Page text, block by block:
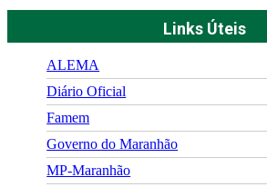
Links Úteis
ALEMA
Diário Oficial
Famem
Governo do Maranhão
MP-Maranhão